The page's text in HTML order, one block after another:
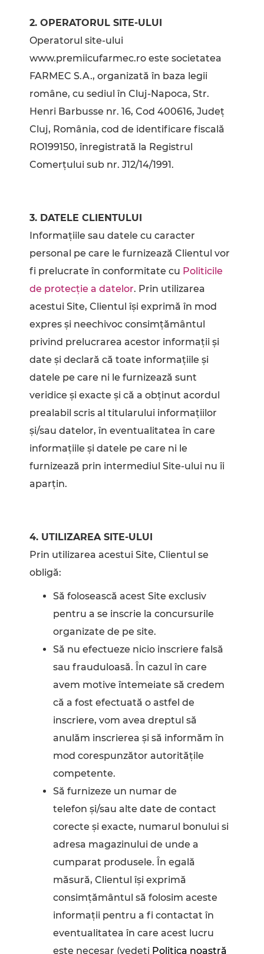
2. OPERATORUL SITE-ULUI
Operatorul site-ului
www.premiicufarmec.ro este societatea
FARMEC S.A., organizată în baza legii
române, cu sediul în Cluj-Napoca, Str.
Henri Barbusse nr. 16, Cod 400616, Județ
Cluj, România, cod de identificare fiscală
RO199150, înregistrată la Registrul
Comerțului sub nr. J12/14/1991.
3. DATELE CLIENTULUI
Informaţiile sau datele cu caracter
personal pe care le furnizează Clientul vor
fi prelucrate în conformitate cu Politicile
de protecţie a datelor. Prin utilizarea
acestui Site, Clientul își exprimă în mod
expres și neechivoc consimţământul
privind prelucrarea acestor informaţii şi
date şi declară că toate informaţiile şi
datele pe care ni le furnizează sunt
veridice şi exacte și că a obținut acordul
prealabil scris al titularului informațiilor
și/sau datelor, în eventualitatea în care
informațiile și datele pe care ni le
furnizează prin intermediul Site-ului nu îi
aparțin.
4. UTILIZAREA SITE-ULUI
Prin utilizarea acestui Site, Clientul se
obligă:
Să folosească acest Site exclusiv
pentru a se inscrie la concursurile
organizate de pe site.
Să nu efectueze nicio inscriere falsă
sau frauduloasă. În cazul în care
avem motive întemeiate să credem
că a fost efectuată o astfel de
inscriere, vom avea dreptul să
anulăm inscrierea şi să informăm în
mod corespunzător autorităţile
competente.
Să furnizeze un numar de
telefon şi/sau alte date de contact
corecte şi exacte, numarul bonului si
adresa magazinului de unde a
cumparat produsele. În egală
măsură, Clientul își exprimă
consimţământul să folosim aceste
informaţii pentru a fi contactat în
eventualitatea în care acest lucru
este necesar (vedeţi Politica noastră